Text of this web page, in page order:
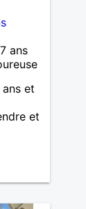
ans
et
et